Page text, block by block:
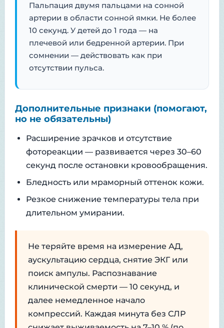
Пальпация двумя пальцами на сонной
артерии в области сонной ямки. Не более
10 секунд. У детей до 1 года — на
плечевой или бедренной артерии. При
сомнении — действовать как при
отсутствии пульса.
Дополнительные признаки (помогают,
но не обязательны)
Расширение зрачков и отсутствие
фотореакции — развивается через 30–60
секунд после остановки кровообращения.
Бледность или мраморный оттенок кожи.
Резкое снижение температуры тела при
длительном умирании.
Не теряйте время на измерение АД,
аускультацию сердца, снятие ЭКГ или
поиск ампулы. Распознавание
клинической смерти — 10 секунд, и
далее немедленное начало
компрессий. Каждая минута без СЛР